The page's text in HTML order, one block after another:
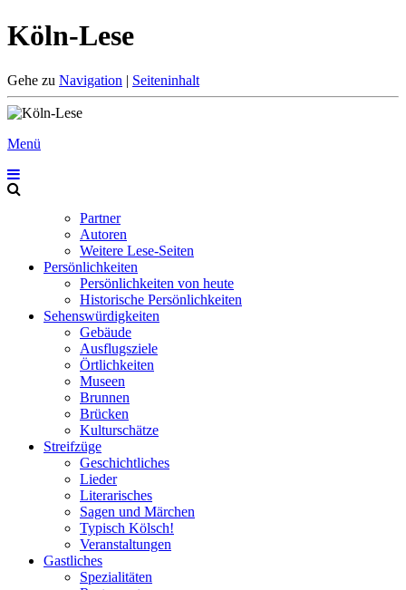
Köln-Lese
Gehe zu Navigation | Seiteninhalt
Menü
Partner
Autoren
Weitere Lese-Seiten
Persönlichkeiten
Persönlichkeiten von heute
Historische Persönlichkeiten
Sehenswürdigkeiten
Gebäude
Ausflugsziele
Örtlichkeiten
Museen
Brunnen
Brücken
Kulturschätze
Streifzüge
Geschichtliches
Lieder
Literarisches
Sagen und Märchen
Typisch Kölsch!
Veranstaltungen
Gastliches
Spezialitäten